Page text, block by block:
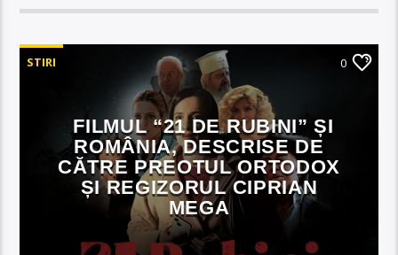
STIRI 0
FILMUL “21 DE RUBINI” ȘI
ROMÂNIA, DESCRISE DE
CĂTRE PREOTUL ORTODOX
ȘI REGIZORUL CIPRIAN
MEGA